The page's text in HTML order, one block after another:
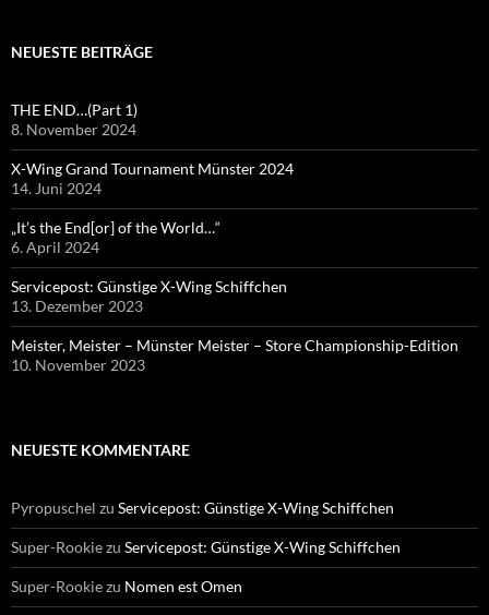
NEUESTE BEITRÄGE
THE END…(Part 1)
8. November 2024
X-Wing Grand Tournament Münster 2024
14. Juni 2024
„It’s the End[or] of the World…“
6. April 2024
Servicepost: Günstige X-Wing Schiffchen
13. Dezember 2023
Meister, Meister – Münster Meister – Store Championship-Edition
10. November 2023
NEUESTE KOMMENTARE
Pyropuschel zu Servicepost: Günstige X-Wing Schiffchen
Super-Rookiezu Servicepost: Günstige X-Wing Schiffchen
Super-Rookiezu Nomen est Omen